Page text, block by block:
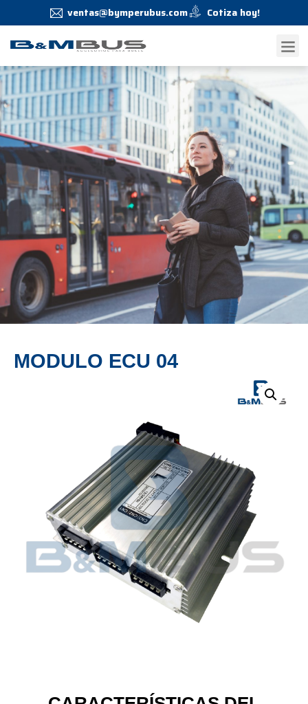
ventas@bymperubus.com Cotiza hoy!
PRODUCTO
MODULO ECU 04